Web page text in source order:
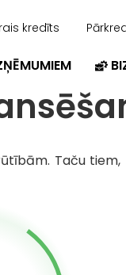
kredīts
Taču